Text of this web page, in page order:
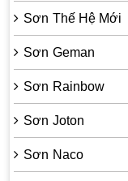
Sơn Thế Hệ Mới
Sơn Geman
Sơn Rainbow
Sơn Joton
Sơn Naco